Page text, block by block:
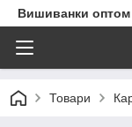
Вишиванки оптом
Товари